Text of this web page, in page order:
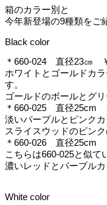
箱のカラー別と
今年新登場の9種類をご
Black color
＊660-024 直径23㎝
ホワイトとゴールドカ
す。
ゴールドのボールとグ
＊660-025 直径25cm
淡いパープルとピンクカ
スライスウッドのピン
＊660-026 直径25cm
こちらは660-025と似て
濃いレッドとパープルカ
White color